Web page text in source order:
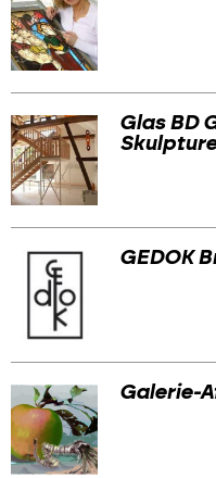
Glas BD
GEDOK
Galerie-